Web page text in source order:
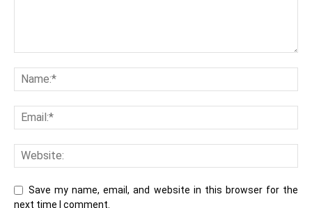
Save my name, email, and website in this browser for the
next time I comment.